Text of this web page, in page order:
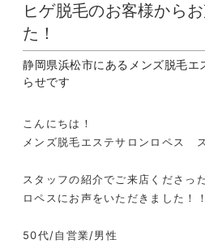
ヒゲ脱毛のお客様から
た！
静岡県浜松市にあるメンズ脱毛エ
らせです
こんにちは！
メンズ脱毛エステサロンロペス
スタッフの紹介でご来店くださっ
ロペスにお声をいただきました！！
50代/自営業/男性